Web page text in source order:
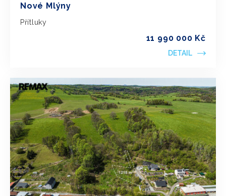
Nové Mlýny
Přítluky
11 990 000 Kč
DETAIL